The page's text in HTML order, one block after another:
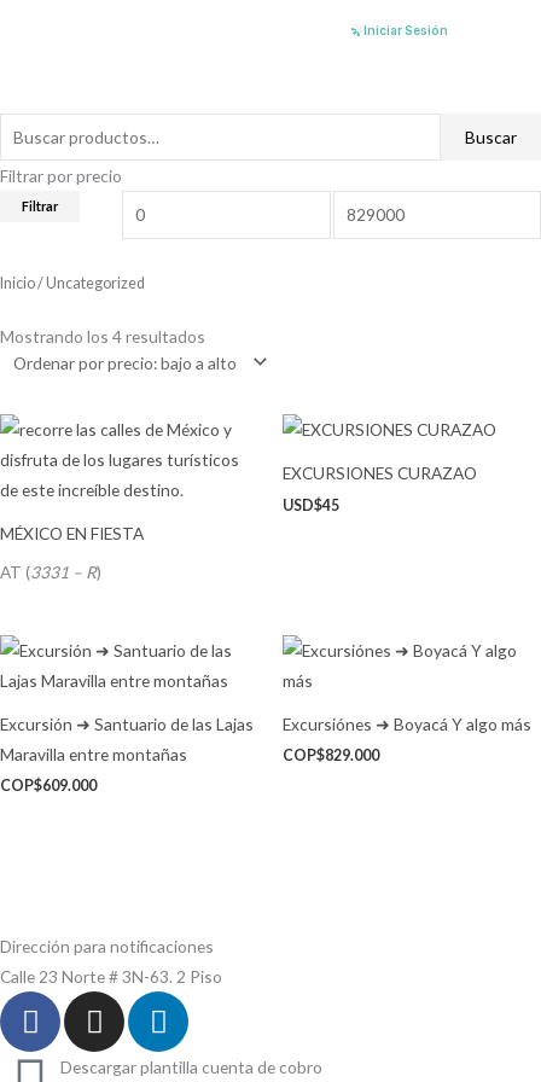
Iniciar Sesión
Buscar
por:
Buscar
Filtrar por precio
mínimo
máximo
Filtrar
Inicio/ Uncategorized
Mostrando los 4 resultados
bajo
MÉXICO EN FIESTA
AT (3331 – R)
EXCURSIONES CURAZAO
USD$45
Excursión ➜ Santuario de las Lajas
Maravilla entre montañas
COP$609.000
Excursiónes ➜ Boyacá Y algo más
COP$829.000
Dirección para notificaciones
Calle 23 Norte # 3N-63. 2 Piso
F
a
c
I
n
s
L
i
n
Descargar plantilla cuenta de cobro